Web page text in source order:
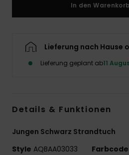
In den Warenkorb
Lieferung nach Hause
Lieferung geplant ab11
Details & Funktionen
Jungen Schwarz Strandtuch
Style AQBAA03033 Farbcode